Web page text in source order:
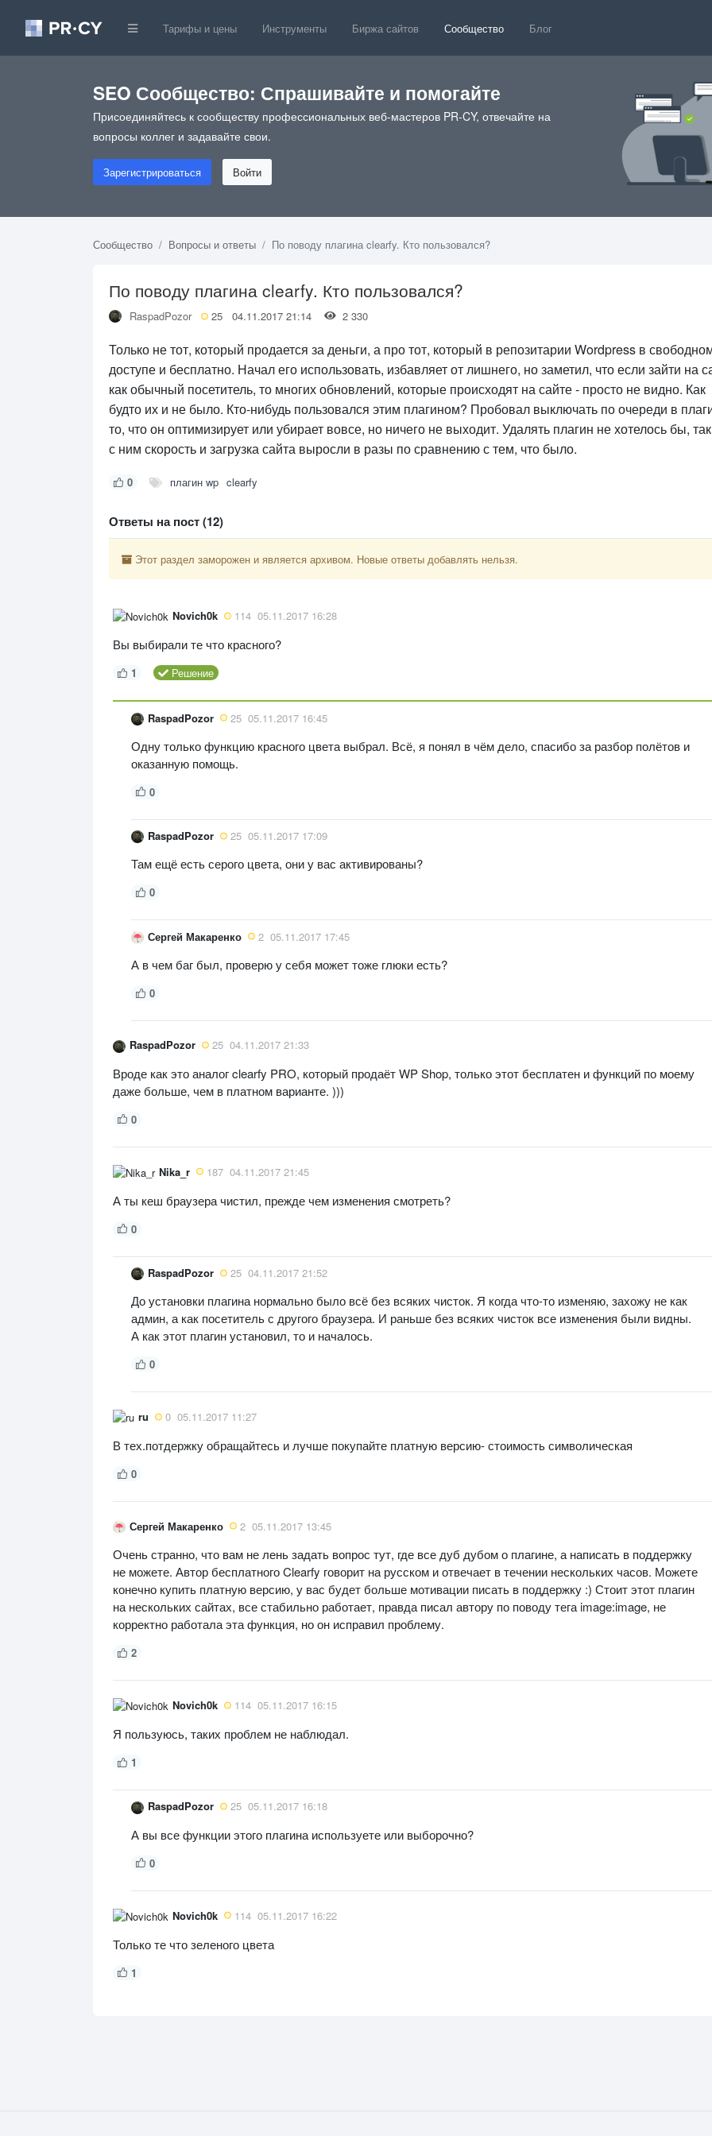
Тарифы и цены Инструменты Биржа сайтов Сообщество Блог
SEO Сообщество: Спрашивайте и помогайте
Присоединяйтесь к сообществу профессиональных веб-мастеров PR-CY, отвечайте на
вопросы коллег и задавайте свои.
Зарегистрироваться Войти
Сообщество Вопросы и ответы По поводу плагина clearfy. Кто пользовался?
По поводу плагина clearfy. Кто пользовался?
RaspadPozor 25 04.11.2017 21:14 2 330
Только не тот, который продается за деньги, а про тот, который в репозитарии Wordpress в
доступе и бесплатно. Начал его использовать, избавляет от лишнего, но заметил, что если зайти на
как обычный посетитель, то многих обновлений, которые происходят на сайте - просто не видно. Как
будто их и не было. Кто-нибудь пользовался этим плагином? Пробовал выключать по очереди в
то, что он оптимизирует или убирает вовсе, но ничего не выходит. Удалять плагин не хотелось бы,
с ним скорость и загрузка сайта выросли в разы по сравнению с тем, что было.
0 плагин wp clearfy
Ответы на пост (12)
Этот раздел заморожен и является архивом. Новые ответы добавлять нельзя.
Novich0k 114 05.11.2017 16:28
Вы выбирали те что красного?
1 Решение
RaspadPozor 25 05.11.2017 16:45
Одну только функцию красного цвета выбрал. Всё, я понял в чём дело, спасибо за разбор полётов и
оказанную помощь.
0
RaspadPozor 25 05.11.2017 17:09
Там ещё есть серого цвета, они у вас активированы?
0
Сергей Макаренко 2 05.11.2017 17:45
А в чем баг был, проверю у себя может тоже глюки есть?
0
RaspadPozor 25 04.11.2017 21:33
Вроде как это аналог clearfy PRO, который продаёт WP Shop, только этот бесплатен и функций по моему
даже больше, чем в платном варианте. )))
0
Nika_r 187 04.11.2017 21:45
А ты кеш браузера чистил, прежде чем изменения смотреть?
0
RaspadPozor 25 04.11.2017 21:52
До установки плагина нормально было всё без всяких чисток. Я когда что-то изменяю, захожу не как
админ, а как посетитель с другого браузера. И раньше без всяких чисток все изменения были видны.
А как этот плагин установил, то и началось.
0
ru 0 05.11.2017 11:27
В тех.потдержку обращайтесь и лучше покупайте платную версию- стоимость символическая
0
Сергей Макаренко 2 05.11.2017 13:45
Очень странно, что вам не лень задать вопрос тут, где все дуб дубом о плагине, а написать в поддержку
не можете. Автор бесплатного Clearfy говорит на русском и отвечает в течении нескольких часов. Можете
конечно купить платную версию, у вас будет больше мотивации писать в поддержку :) Стоит этот плагин
на нескольких сайтах, все стабильно работает, правда писал автору по поводу тега image:image, не
корректно работала эта функция, но он исправил проблему.
2
Novich0k 114 05.11.2017 16:15
Я пользуюсь, таких проблем не наблюдал.
1
RaspadPozor 25 05.11.2017 16:18
А вы все функции этого плагина используете или выборочно?
0
Novich0k 114 05.11.2017 16:22
Только те что зеленого цвета
1